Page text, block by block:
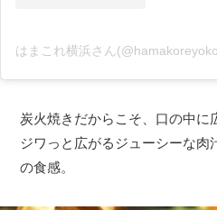
はまこれ横浜さん
炭火焼きだからこそ、口の中に
ジワっと広がるジューシーな肉
の食感。